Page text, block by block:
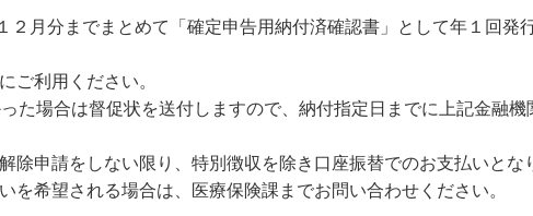
月分までまとめて「確定申告用納付済確認書」として年１回発
ご利用ください。
た場合は督促状を送付しますので、納付指定日までに上記金融機
除申請をしない限り、特別徴収を除き口座振替でのお支払いとな
希望される場合は、医療保険課までお問い合わせください。